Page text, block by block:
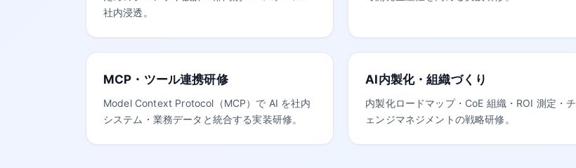
社内浸透。
MCP・ツール連携研修
Model Context Protocol（MCP）で AI を社内
システム・業務データと統合する実装研修。
AI内製化・組織づくり
内製化ロードマップ・CoE 組織・ROI 測定・チ
ェンジマネジメントの戦略研修。